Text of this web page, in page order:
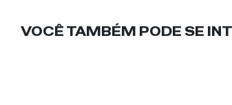
VOCÊ TAMBÉM PODE SE